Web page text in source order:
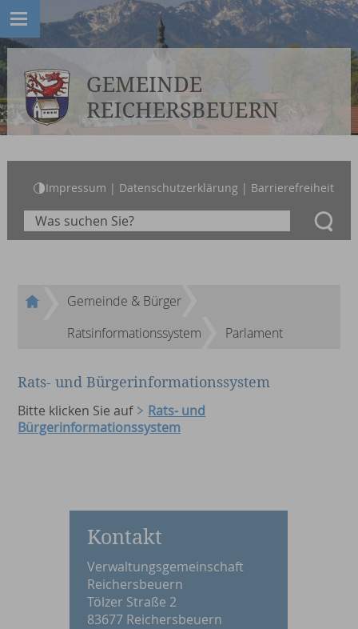
Impressum | Datenschutzerklärung| Barrierefreiheit
Gemeinde & Bürger
Ratsinformationssystem
Parlament
Rats- und Bürgerinformationssystem
Bitte klicken Sie auf
Rats- und
Bürgerinformationssystem
Kontakt
Verwaltungsgemeinschaft
Reichersbeuern
Tölzer Straße 2
83677 Reichersbeuern